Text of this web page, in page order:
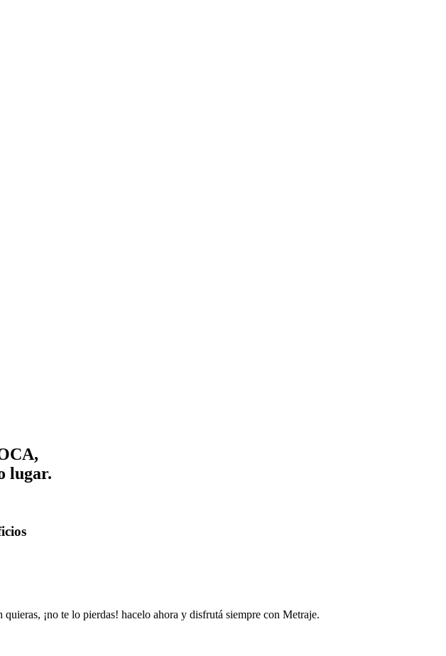
lugar.
¡no te lo pierdas! hacelo ahora y disfrutá siempre con Metraje.